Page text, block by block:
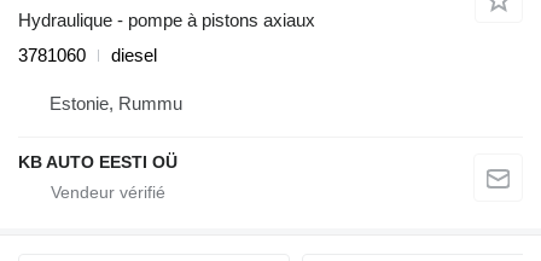
Hydraulique - pompe à pistons axiaux
3781060
diesel
Estonie, Rummu
KB AUTO EESTI OÜ